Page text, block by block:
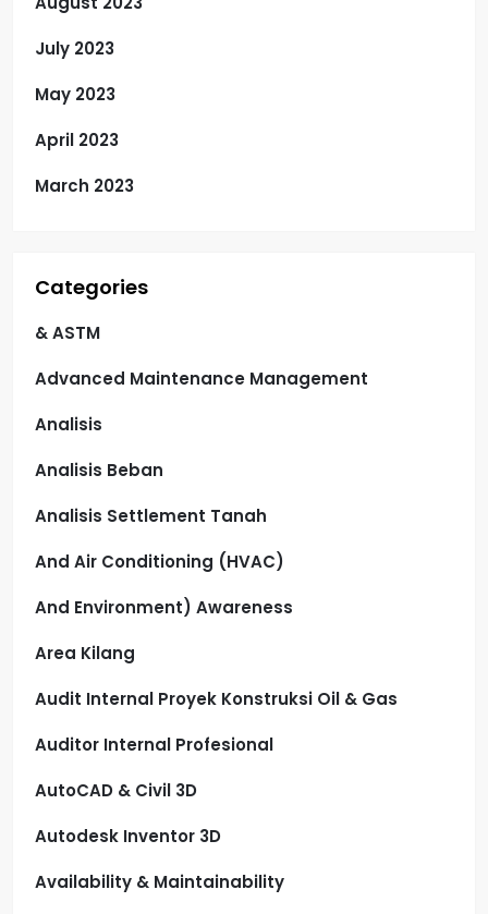
July 2023
May 2023
April 2023
March 2023
Categories
& ASTM
Advanced Maintenance Management
Analisis
Analisis Beban
Analisis Settlement Tanah
And Air Conditioning (HVAC)
And Environment) Awareness
Area Kilang
Audit Internal Proyek Konstruksi Oil & Gas
Auditor Internal Profesional
AutoCAD & Civil 3D
Autodesk Inventor 3D
Availability & Maintainability